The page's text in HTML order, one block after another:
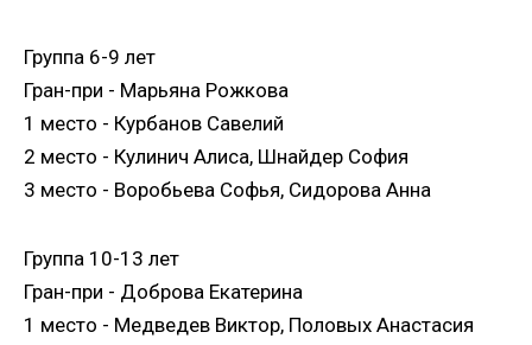
Группа 6-9 лет
Гран-при - Марьяна Рожкова
1 место - Курбанов Савелий
2 место - Кулинич Алиса, Шнайдер София
3 место - Воробьева Софья, Сидорова Анна
Группа 10-13 лет
Гран-при - Доброва Екатерина
1 место - Медведев Виктор, Половых Анастасия
Нажимая кнопку, я даю согласие на обработку
персональных данных.